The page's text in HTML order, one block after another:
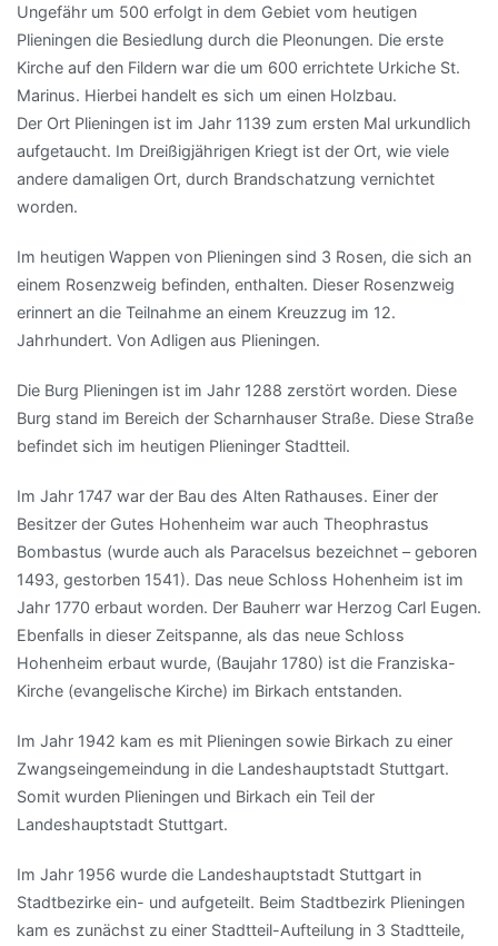
Ungefähr um 500 erfolgt in dem Gebiet vom heutigen
Plieningen die Besiedlung durch die Pleonungen. Die erste
Kirche auf den Fildern war die um 600 errichtete Urkiche St.
Marinus. Hierbei handelt es sich um einen Holzbau.
Der Ort Plieningen ist im Jahr 1139 zum ersten Mal urkundlich
aufgetaucht. Im Dreißigjährigen Kriegt ist der Ort, wie viele
andere damaligen Ort, durch Brandschatzung vernichtet
worden.
Im heutigen Wappen von Plieningen sind 3 Rosen, die sich an
einem Rosenzweig befinden, enthalten. Dieser Rosenzweig
erinnert an die Teilnahme an einem Kreuzzug im 12.
Jahrhundert. Von Adligen aus Plieningen.
Die Burg Plieningen ist im Jahr 1288 zerstört worden. Diese
Burg stand im Bereich der Scharnhauser Straße. Diese Straße
befindet sich im heutigen Plieninger Stadtteil.
Im Jahr 1747 war der Bau des Alten Rathauses. Einer der
Besitzer der Gutes Hohenheim war auch Theophrastus
Bombastus (wurde auch als Paracelsus bezeichnet – geboren
1493, gestorben 1541). Das neue Schloss Hohenheim ist im
Jahr 1770 erbaut worden. Der Bauherr war Herzog Carl Eugen.
Ebenfalls in dieser Zeitspanne, als das neue Schloss
Hohenheim erbaut wurde, (Baujahr 1780) ist die Franziska-
Kirche (evangelische Kirche) im Birkach entstanden.
Im Jahr 1942 kam es mit Plieningen sowie Birkach zu einer
Zwangseingemeindung in die Landeshauptstadt Stuttgart.
Somit wurden Plieningen und Birkach ein Teil der
Landeshauptstadt Stuttgart.
Im Jahr 1956 wurde die Landeshauptstadt Stuttgart in
Stadtbezirke ein- und aufgeteilt. Beim Stadtbezirk Plieningen
kam es zunächst zu einer Stadtteil-Aufteilung in 3 Stadtteile,